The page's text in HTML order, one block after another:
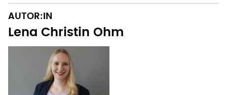
AUTOR:IN
Lena Christin Ohm